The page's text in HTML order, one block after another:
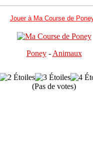
Jouer à Ma Course de
Poney-Animaux
(Pas de votes)